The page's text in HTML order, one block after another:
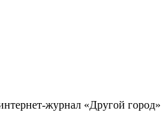
журнал «Другой город»